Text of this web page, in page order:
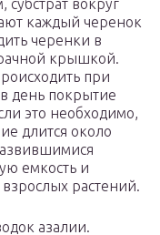
каждый черенок
черенки в
крышкой.
при
день покрытие
это необходимо,
длится около
емкость и
растений.
азалии.